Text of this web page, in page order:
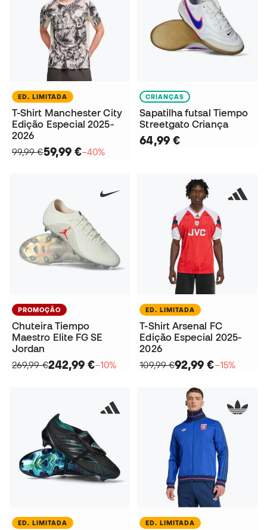
ED. LIMITADA
T-Shirt Manchester City
Edição Especial 2025-
2026
99,99 €59,99 €−40%
CRIANÇAS
Sapatilha futsal Tiempo
Streetgato Criança
64,99 €
PROMOÇÃO
Chuteira Tiempo
Maestro Elite FG SE
Jordan
269,99 €242,99 €−10%
ED. LIMITADA
T-Shirt Arsenal FC
Edição Especial 2025-
2026
109,99 €92,99 €−15%
ED. LIMITADA ED. LIMITADA